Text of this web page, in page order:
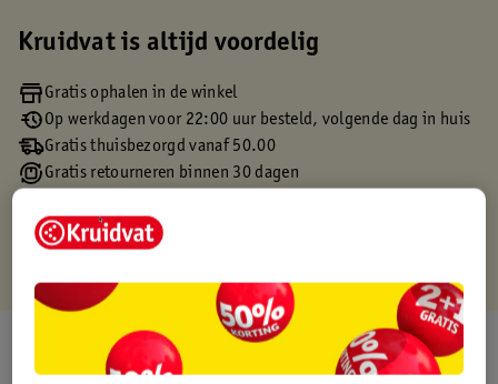
Kruidvat is altijd voordelig
Gratis ophalen in de winkel
Op werkdagen voor 22:00 uur besteld, volgende dag in huis
Gratis thuisbezorgd vanaf 50.00
Gratis retourneren binnen 30 dagen
Over dit product